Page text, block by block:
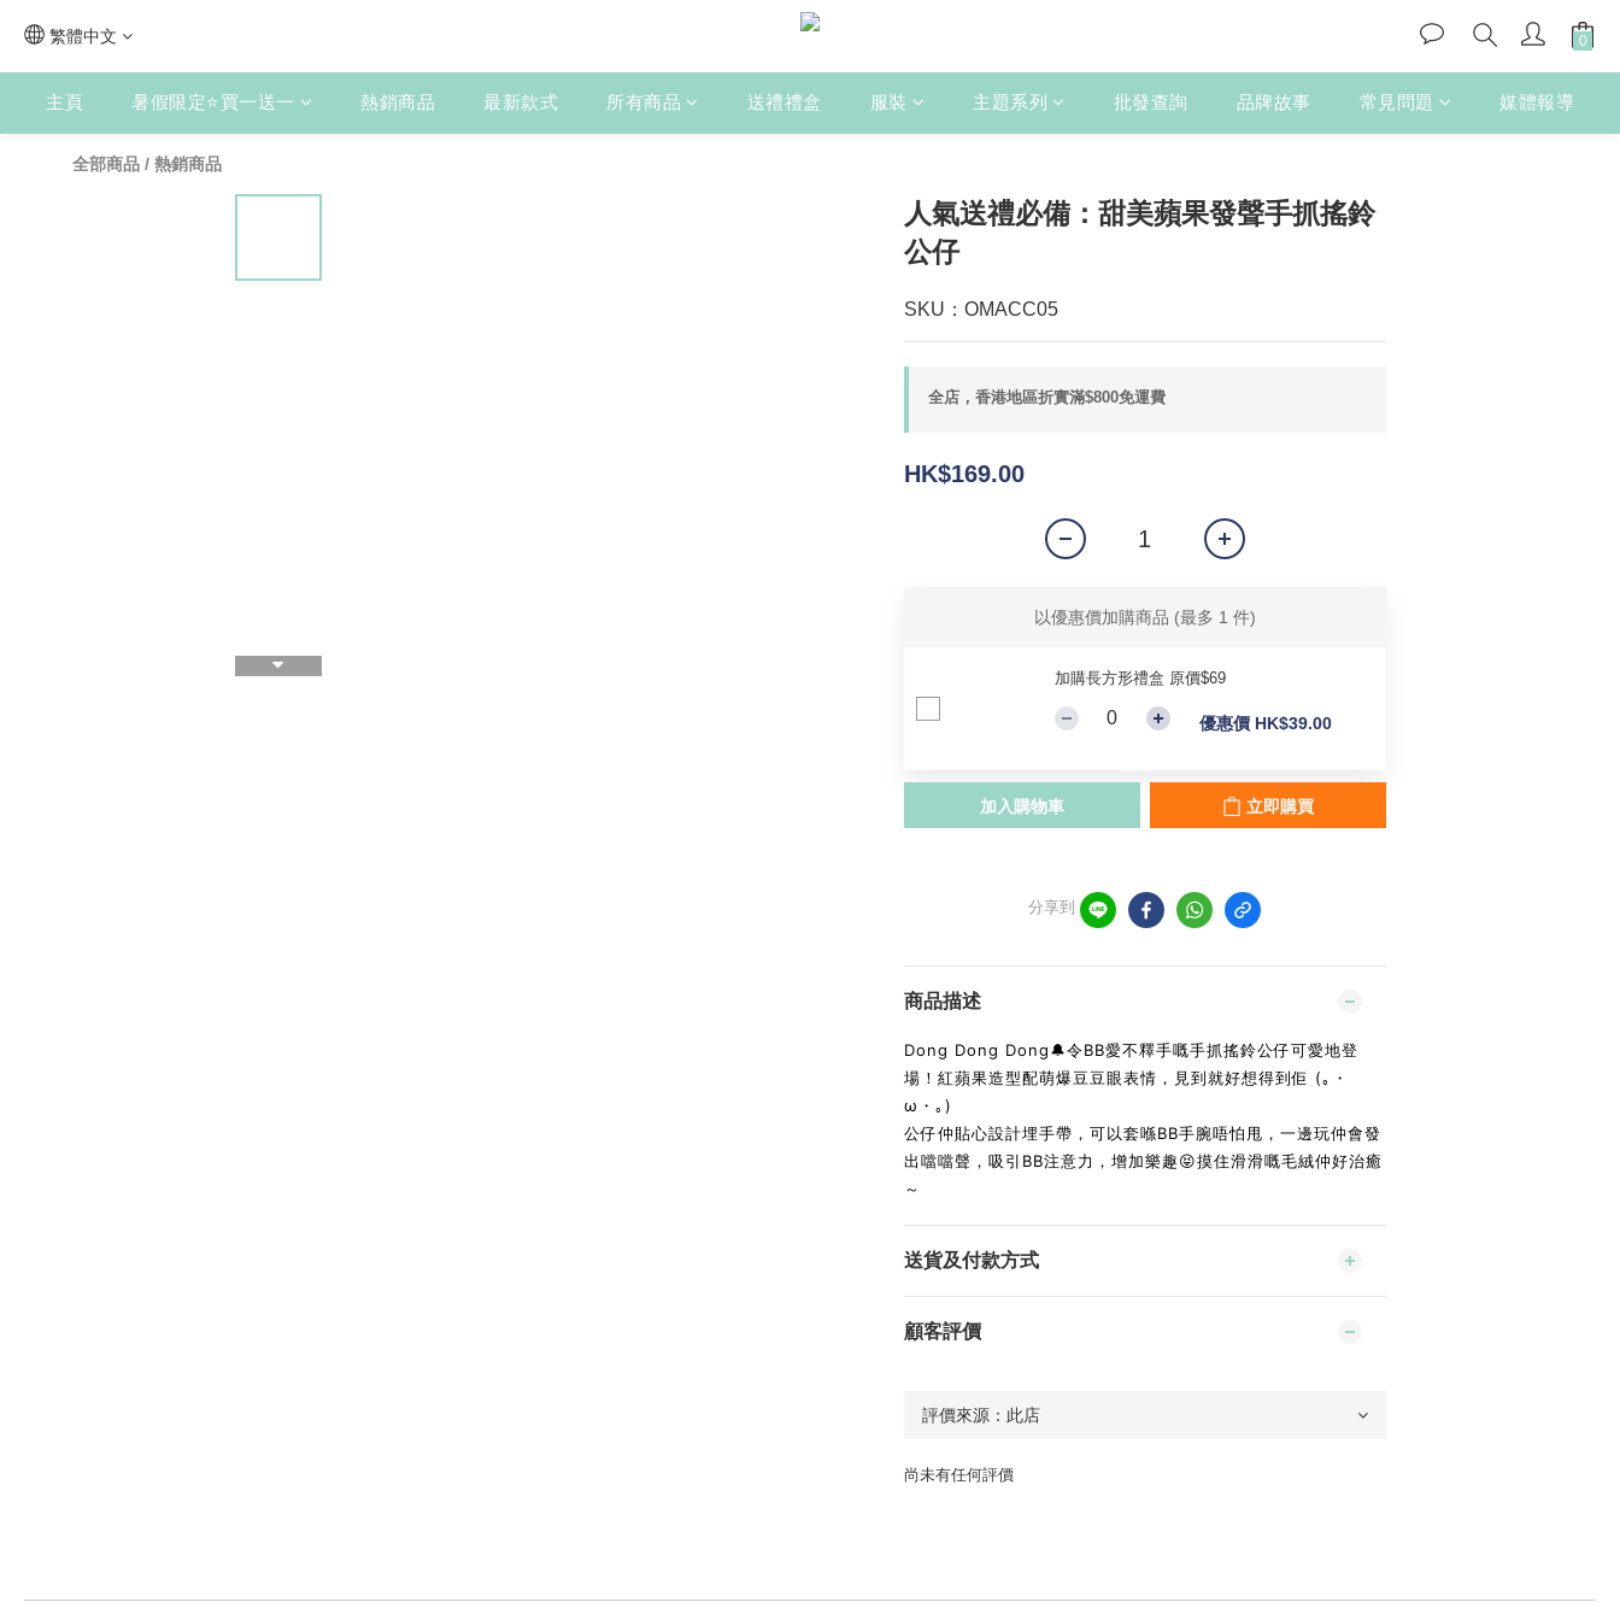
繁體中文
主頁 暑假限定⭐買一送一 熱銷商品 最新款式 所有商品 送禮禮盒 服裝 主題系列 批發查詢 品牌故事 常見問題 媒體報導
全部商品 / 熱銷商品
人氣送禮必備：甜美蘋果發聲手抓搖鈴
公仔
SKU：OMACC05
全店，香港地區折實滿$800免運費
HK$169.00
以優惠價加購商品 (最多 1 件)
加購長方形禮盒 原價$69
優惠價 HK$39.00
加入購物車 立即購買
分享到
商品描述
Dong Dong Dong🔔令BB愛不釋手嘅手抓搖鈴公仔可愛地登
場！紅蘋果造型配萌爆豆豆眼表情，見到就好想得到佢 (｡・
ω・｡)
公仔仲貼心設計埋手帶，可以套喺BB手腕唔怕甩，一邊玩仲會發
出噹噹聲，吸引BB注意力，增加樂趣😝摸住滑滑嘅毛絨仲好治癒
～
送貨及付款方式
顧客評價
尚未有任何評價